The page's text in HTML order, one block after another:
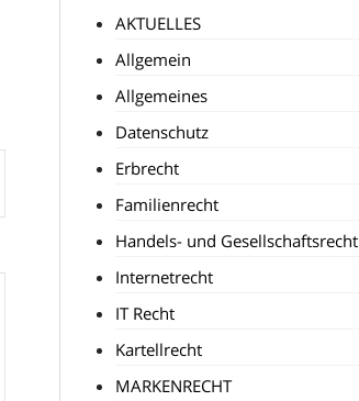
AKTUELLES
Allgemein
Allgemeines
Datenschutz
Erbrecht
Familienrecht
Handels- und Gesellschaftsrecht
Internetrecht
IT Recht
Kartellrecht
MARKENRECHT